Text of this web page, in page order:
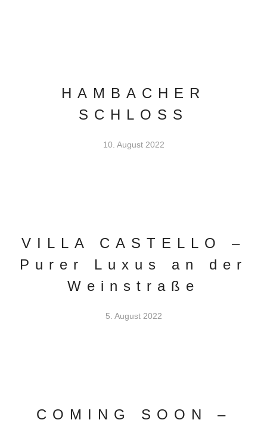
HAMBACHER
SCHLOSS
10. August 2022
VILLA CASTELLO –
Purer Luxus an der
Weinstraße
5. August 2022
COMING SOON –